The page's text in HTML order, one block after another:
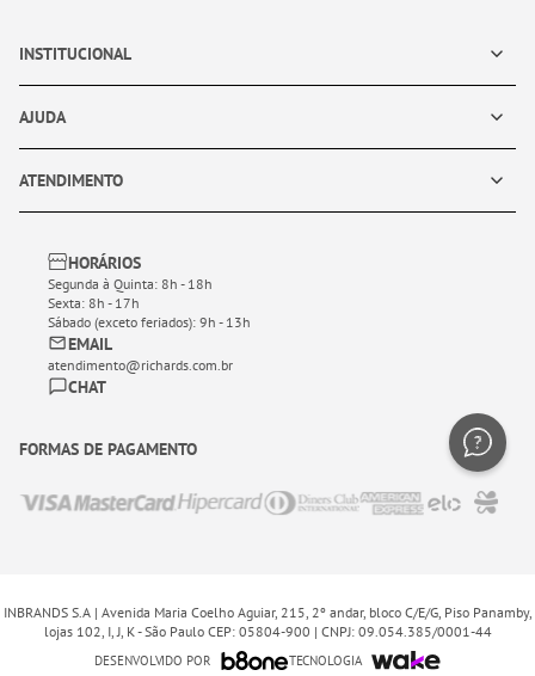
INSTITUCIONAL
AJUDA
ATENDIMENTO
HORÁRIOS
Segunda à Quinta: 8h - 18h
Sexta: 8h - 17h
Sábado (exceto feriados): 9h - 13h
EMAIL
atendimento@richards.com.br
CHAT
FORMAS DE PAGAMENTO
INBRANDS S.A | Avenida Maria Coelho Aguiar, 215, 2º andar, bloco C/E/G, Piso Panamby,
lojas 102, I, J, K - São Paulo CEP: 05804-900 | CNPJ: 09.054.385/0001-44
DESENVOLVIDO POR TECNOLOGIA